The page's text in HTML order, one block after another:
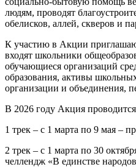
людям, проводят
обелисков, аллей, скверов и
К участию в Акции
входят школьники
обучающиеся организаций
образования, активы
организации и объединения,
В 2026 году Акция
1 трек – с 1 марта по 9 мая –
2 трек – с 1 марта по 30
челлендж «В единстве